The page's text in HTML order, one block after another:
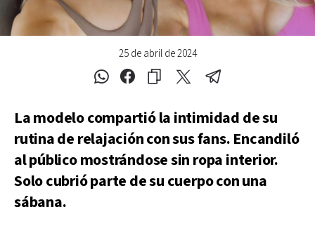
25 de abril de 2024
La modelo compartió la intimidad de su
rutina de relajación con sus fans. Encandiló
al público mostrándose sin ropa interior.
Solo cubrió parte de su cuerpo con una
sábana.